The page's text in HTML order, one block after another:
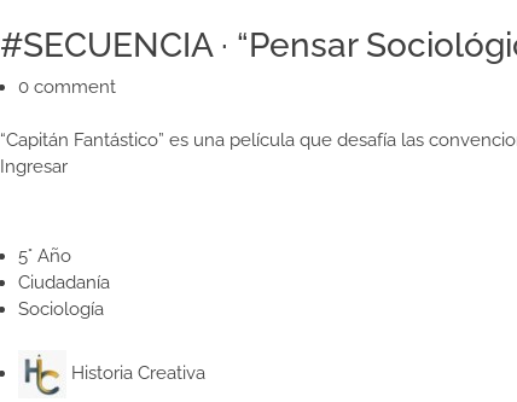
#SECUENCIA · “Pensar
0 comment
“Capitán Fantástico” es una película que desafía las
Ingresar
5° Año
Ciudadanía
Sociología
Historia Creativa